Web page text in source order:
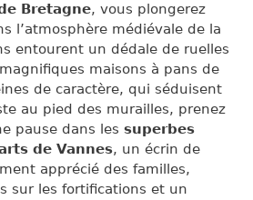
Bretagne, vous plongerez
l’atmosphère médiévale de la
entourent un dédale de ruelles
maisons à pans de
de caractère, qui séduisent
au pied des murailles, prenez
pause dans les superbes
de Vannes, un écrin de
apprécié des familles,
sur les fortifications et un